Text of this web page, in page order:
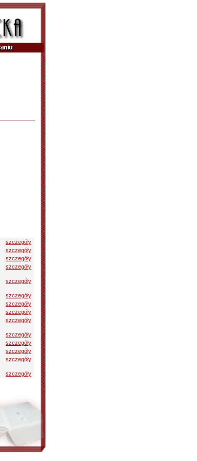
szczegóły
szczegóły
szczegóły
szczegóły
szczegóły
szczegóły
szczegóły
szczegóły
szczegóły
szczegóły
szczegóły
szczegóły
szczegóły
szczegóły